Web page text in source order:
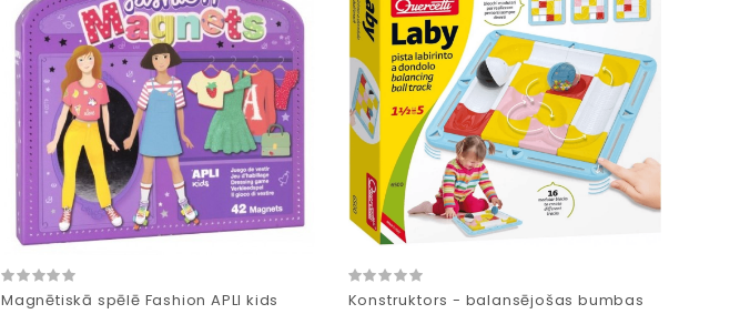
Magnētiskā spēlē Fashion APLI kids
Konstruktors - balansējošas bumbas